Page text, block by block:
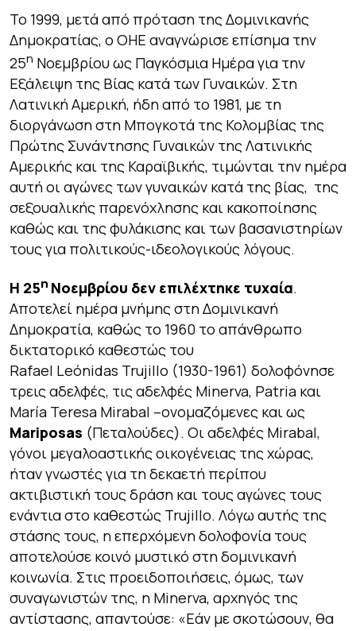
Το 1999, μετά από πρόταση της Δομινικανής
Δημοκρατίας, ο ΟΗΕ αναγνώρισε επίσημα την
25η Νοεμβρίου ως Παγκόσμια Ημέρα για την
Εξάλειψη της Βίας κατά των Γυναικών. Στη
Λατινική Αμερική, ήδη από το 1981, με τη
διοργάνωση στη Μπογκοτά της Κολομβίας της
Πρώτης Συνάντησης Γυναικών της Λατινικής
Αμερικής και της Καραϊβικής, τιμώνται την ημέρα
αυτή οι αγώνες των γυναικών κατά της βίας, της
σεξουαλικής παρενόχλησης και κακοποίησης
καθώς και της φυλάκισης και των βασανιστηρίων
τους για πολιτικούς-ιδεολογικούς λόγους.
Η 25η Νοεμβρίου δεν επιλέχτηκε τυχαία.
Αποτελεί ημέρα μνήμης στη Δομινικανή
Δημοκρατία, καθώς το 1960 το απάνθρωπο
δικτατορικό καθεστώς του
Rafael Leónidas Trujillo (1930-1961) δολοφόνησε
τρεις αδελφές, τις αδελφές Minerva, Patria και
María Teresa Mirabal –ονομαζόμενες και ως
Mariposas (Πεταλούδες). Οι αδελφές Mirabal,
γόνοι μεγαλοαστικής οικογένειας της χώρας,
ήταν γνωστές για τη δεκαετή περίπου
ακτιβιστική τους δράση και τους αγώνες τους
ενάντια στο καθεστώς Trujillo. Λόγω αυτής της
στάσης τους, η επερχόμενη δολοφονία τους
αποτελούσε κοινό μυστικό στη δομινικανή
κοινωνία. Στις προειδοποιήσεις, όμως, των
συναγωνιστών της, η Minerva, αρχηγός της
αντίστασης, απαντούσε: «Εάν με σκοτώσουν, θα